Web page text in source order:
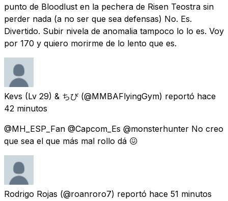
punto de Bloodlust en la pechera de Risen Teostra sin
perder nada (a no ser que sea defensas) No. Es.
Divertido. Subir nivela de anomalia tampoco lo lo es. Voy
por 170 y quiero morirme de lo lento que es.
Kevs (Lv 29) & ちび (@MMBAFlyingGym) reportó hace
42 minutos
@MH_ESP_Fan @Capcom_Es @monsterhunter No creo
que sea el que más mal rollo dá 😖
Rodrigo Rojas (@roanroro7) reportó hace 51 minutos